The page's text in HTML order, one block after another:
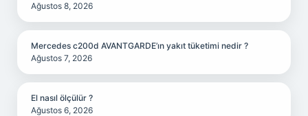
Ağustos 8, 2026
Mercedes c200d AVANTGARDE’ın yakıt tüketimi nedir ?
Ağustos 7, 2026
El nasıl ölçülür ?
Ağustos 6, 2026